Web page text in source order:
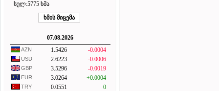
სულ:5775 ხმა
07.08.2026
AZN 1.5426 -0.0004
USD 2.6223 -0.0006
GBP 3.5296 -0.0019
EUR 3.0264 +0.0004
TRY 0.0551 0